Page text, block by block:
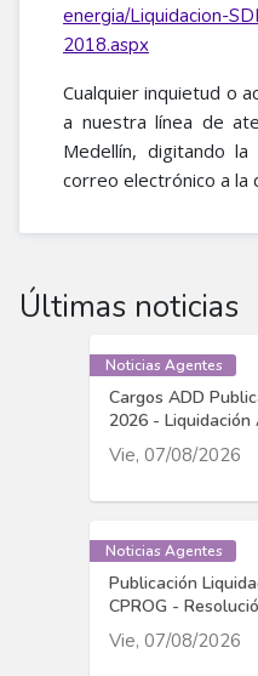
energia/Liquidacion-
2018.aspx
Cualquier inquietud o
a nuestra línea de
Medellín, digitando
correo electrónico a la
Últimas noticias
Noticias Agentes
Cargos ADD
2026 - Liquidación
Vie, 07/08/2026
Noticias Agentes
Publicación
CPROG -
Vie, 07/08/2026